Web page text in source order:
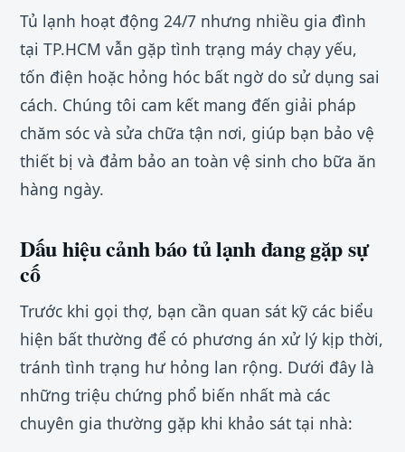
Tủ lạnh hoạt động 24/7 nhưng nhiều gia đình
tại TP.HCM vẫn gặp tình trạng máy chạy yếu,
tốn điện hoặc hỏng hóc bất ngờ do sử dụng sai
cách. Chúng tôi cam kết mang đến giải pháp
chăm sóc và sửa chữa tận nơi, giúp bạn bảo vệ
thiết bị và đảm bảo an toàn vệ sinh cho bữa ăn
hàng ngày.
Dấu hiệu cảnh báo tủ lạnh đang gặp sự
cố
Trước khi gọi thợ, bạn cần quan sát kỹ các biểu
hiện bất thường để có phương án xử lý kịp thời,
tránh tình trạng hư hỏng lan rộng. Dưới đây là
những triệu chứng phổ biến nhất mà các
chuyên gia thường gặp khi khảo sát tại nhà: